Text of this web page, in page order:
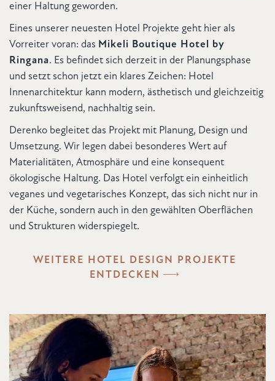
einer Haltung geworden.
Eines unserer neuesten Hotel Projekte geht hier als
Vorreiter voran: das Mikeli Boutique Hotel by
Ringana. Es befindet sich derzeit in der Planungsphase
und setzt schon jetzt ein klares Zeichen: Hotel
Innenarchitektur kann modern, ästhetisch und gleichzeitig
zukunftsweisend, nachhaltig sein.
Derenko begleitet das Projekt mit Planung, Design und
Umsetzung. Wir legen dabei besonderes Wert auf
Materialitäten, Atmosphäre und eine konsequent
ökologische Haltung. Das Hotel verfolgt ein einheitlich
veganes und vegetarisches Konzept, das sich nicht nur in
der Küche, sondern auch in den gewählten Oberflächen
und Strukturen widerspiegelt.
WEITERE HOTEL DESIGN PROJEKTE
ENTDECKEN